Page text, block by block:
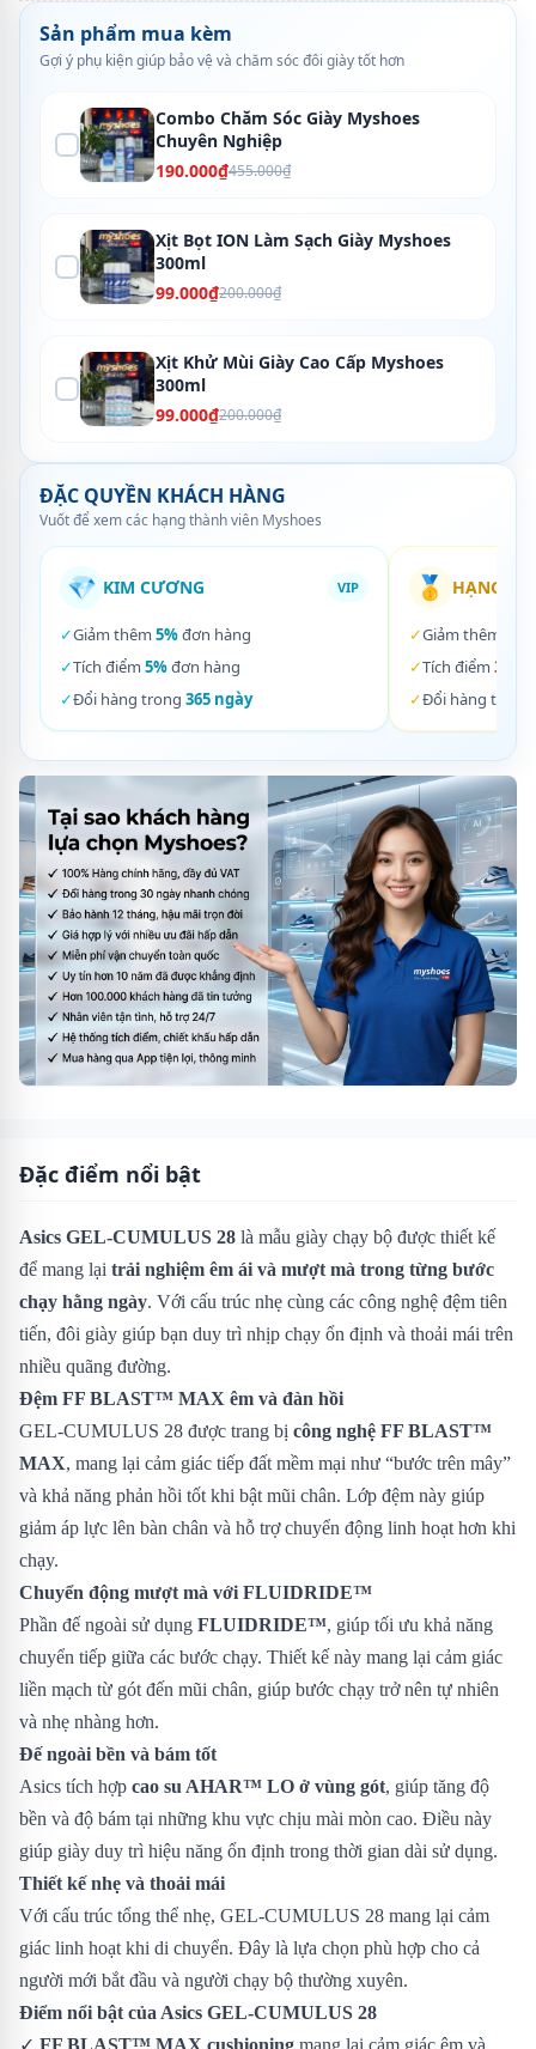
Sản phẩm mua kèm
Gợi ý phụ kiện giúp bảo vệ và chăm sóc đôi giày tốt hơn
Combo Chăm Sóc Giày Myshoes
Chuyên Nghiệp
190.000₫455.000₫
Xịt Bọt ION Làm Sạch Giày Myshoes
300ml
99.000₫200.000₫
Xịt Khử Mùi Giày Cao Cấp Myshoes
300ml
99.000₫200.000₫
ĐẶC QUYỀN KHÁCH HÀNG
Vuốt để xem các hạng thành viên Myshoes
💎 KIM CƯƠNG VIP
✓Giảm thêm 5%đơn hàng
✓Tích điểm 5%đơn hàng
✓Đổi hàng trong 365 ngày
🥇 HẠNG
✓Giảm thêm
✓Tích điểm 3%
✓Đổi hàng trong
Đặc điểm nổi bật
Asics GEL-CUMULUS 28 là mẫu giày chạy bộ được thiết kế
để mang lại trải nghiệm êm ái và mượt mà trong từng bước
chạy hằng ngày. Với cấu trúc nhẹ cùng các công nghệ đệm tiên
tiến, đôi giày giúp bạn duy trì nhịp chạy ổn định và thoải mái trên
nhiều quãng đường.
Đệm FF BLAST™ MAX êm và đàn hồi
GEL-CUMULUS 28 được trang bị công nghệ FF BLAST™
MAX, mang lại cảm giác tiếp đất mềm mại như “bước trên mây”
và khả năng phản hồi tốt khi bật mũi chân. Lớp đệm này giúp
giảm áp lực lên bàn chân và hỗ trợ chuyển động linh hoạt hơn khi
chạy.
Chuyển động mượt mà với FLUIDRIDE™
Phần đế ngoài sử dụng FLUIDRIDE™, giúp tối ưu khả năng
chuyển tiếp giữa các bước chạy. Thiết kế này mang lại cảm giác
liền mạch từ gót đến mũi chân, giúp bước chạy trở nên tự nhiên
và nhẹ nhàng hơn.
Đế ngoài bền và bám tốt
Asics tích hợp cao su AHAR™ LO ở vùng gót, giúp tăng độ
bền và độ bám tại những khu vực chịu mài mòn cao. Điều này
giúp giày duy trì hiệu năng ổn định trong thời gian dài sử dụng.
Thiết kế nhẹ và thoải mái
Với cấu trúc tổng thể nhẹ, GEL-CUMULUS 28 mang lại cảm
giác linh hoạt khi di chuyển. Đây là lựa chọn phù hợp cho cả
người mới bắt đầu và người chạy bộ thường xuyên.
Điểm nổi bật của Asics GEL-CUMULUS 28
✓ FF BLAST™ MAX cushioning mang lại cảm giác êm và